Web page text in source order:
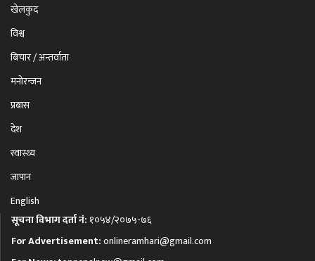
खेलकुद
विश्व
बिचार / अन्तर्वाता
मनोरन्जन
प्रबास
देश
स्वास्थ्य
जापान
English
सूचना विभाग दर्ता नं: १०५४/२०७५-७६
For Advertisement:onlineramhari@gmail.com